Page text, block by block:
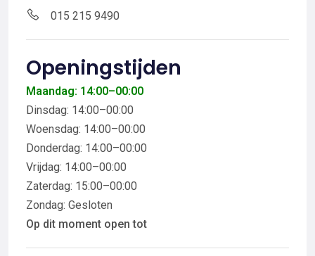
015 215 9490
Openingstijden
Maandag: 14:00–00:00
Dinsdag: 14:00–00:00
Woensdag: 14:00–00:00
Donderdag: 14:00–00:00
Vrijdag: 14:00–00:00
Zaterdag: 15:00–00:00
Zondag: Gesloten
Op dit moment open tot